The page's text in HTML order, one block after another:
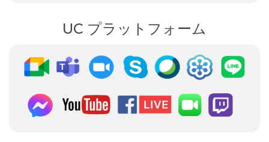
UC プラットフォーム